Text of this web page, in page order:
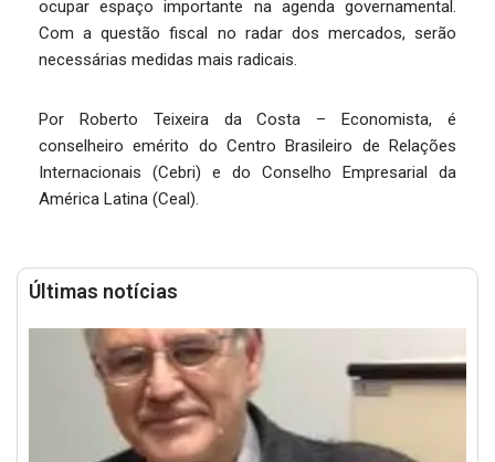
ocupar espaço importante na agenda governamental.
Com a questão fiscal no radar dos mercados, serão
necessárias medidas mais radicais.
Por Roberto Teixeira da Costa – Economista, é
conselheiro emérito do Centro Brasileiro de Relações
Internacionais (Cebri) e do Conselho Empresarial da
América Latina (Ceal).
Últimas notícias